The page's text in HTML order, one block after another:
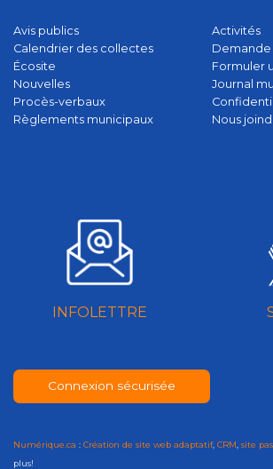
Avis publics
Calendrier des collectes
Écosite
Nouvelles
Procès-verbaux
Règlements municipaux
Activités
Formuler
Journal
Nous
INFOLETTRE
Connexion sécurisée
Numérique.ca : Création de site web adaptatif, CRM site
plus!